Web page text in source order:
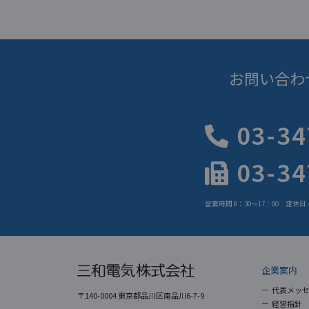
お問い合
03-
03-
営業時間 8：30～17：00 定休日
〒140-0004 東京都品川区南品川6-7-9
企業案内
代表メッ
経営指針